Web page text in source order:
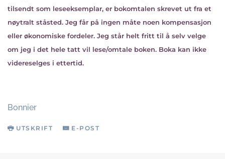
tilsendt som leseeksemplar, er bokomtalen skrevet ut fra et
nøytralt ståsted. Jeg får på ingen måte noen kompensasjon
eller økonomiske fordeler. Jeg står helt fritt til å selv velge
om jeg i det hele tatt vil lese/omtale boken. Boka kan ikke
videreselges i ettertid.
Bonnier
UTSKRIFT E-POST